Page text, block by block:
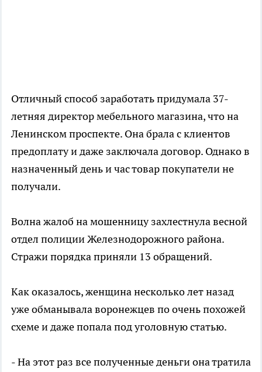
Отличный способ заработать придумала 37-
летняя директор мебельного магазина, что на
Ленинском проспекте. Она брала с клиентов
предоплату и даже заключала договор. Однако в
назначенный день и час товар покупатели не
получали.
Волна жалоб на мошенницу захлестнула весной
отдел полиции Железнодорожного района.
Стражи порядка приняли 13 обращений.
Как оказалось, женщина несколько лет назад
уже обманывала воронежцев по очень похожей
схеме и даже попала под уголовную статью.
- На этот раз все полученные деньги она тратила